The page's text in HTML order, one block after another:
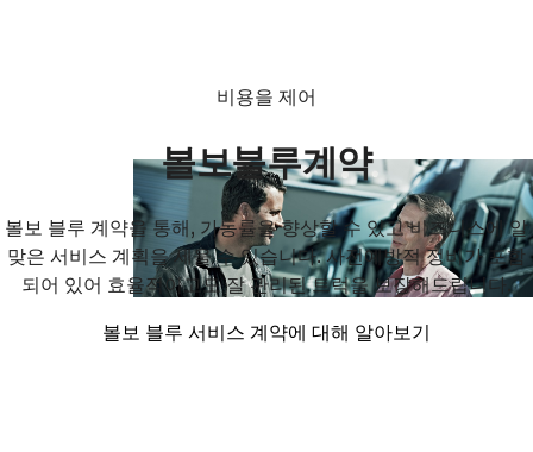
비용을 제어
볼보블루계약
볼보 블루 계약을 통해, 가동률을 향상할 수 있고 비즈니스에 알
맞은 서비스 계획을 세울 수 있습니다. 사전예방적 정비가 포함
되어 있어 효율적이고도 잘 관리된 트럭을 보장해드립니다.
볼보 블루 서비스 계약에 대해 알아보기